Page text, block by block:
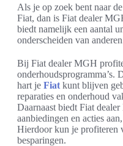
Als je op zoek bent naar
Fiat, dan is Fiat dealer
biedt namelijk een aantal
onderscheiden van
Bij Fiat dealer MGH
onderhoudsprogramma’s.
hart je Fiat kunt blijven
reparaties en onderhoud
Daarnaast biedt Fiat
aanbiedingen en acties
Hierdoor kun je profiteren
besparingen.